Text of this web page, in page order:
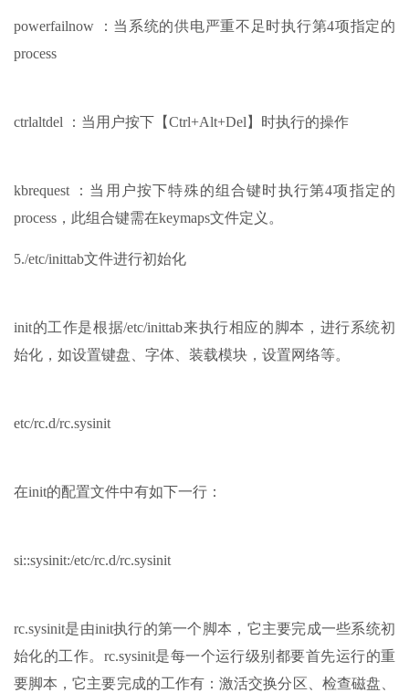
powerfailnow ：当系统的供电严重不足时执行第4项指定的
process
ctrlaltdel ：当用户按下【Ctrl+Alt+Del】时执行的操作
kbrequest ：当用户按下特殊的组合键时执行第4项指定的
process，此组合键需在keymaps文件定义。
5./etc/inittab文件进行初始化
init的工作是根据/etc/inittab来执行相应的脚本，进行系统初
始化，如设置键盘、字体、装载模块，设置网络等。
etc/rc.d/rc.sysinit
在init的配置文件中有如下一行：
si::sysinit:/etc/rc.d/rc.sysinit
rc.sysinit是由init执行的第一个脚本，它主要完成一些系统初
始化的工作。rc.sysinit是每一个运行级别都要首先运行的重
要脚本，它主要完成的工作有：激活交换分区、检查磁盘、